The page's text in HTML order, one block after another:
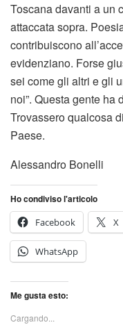
Toscana davanti a un
attaccata sopra.
contribuiscono
evidenziano. Forse
sei come gli altri e gli
noi”. Questa gente ha
Trovassero qualcosa
Paese.
Alessandro Bonelli
Ho condiviso l'articolo
Facebook
X
WhatsApp
Me gusta esto:
Cargando...